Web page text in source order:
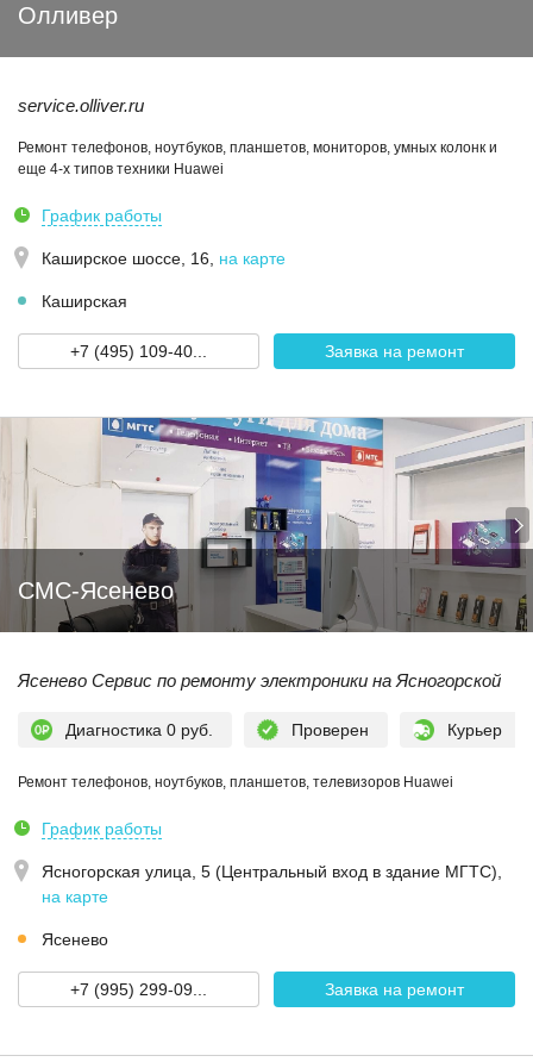
Олливер
service.olliver.ru
Ремонт телефонов, ноутбуков, планшетов, мониторов, умных колонк и
еще 4-х типов техники Huawei
График работы
Каширское шоссе, 16 на карте
Каширская
+7 (495) 109-40... Заявка на ремонт
СМС-Ясенево
Ясенево Сервис по ремонту электроники на Ясногорской
Диагностика 0 руб. Проверен Курьер
Ремонт телефонов, ноутбуков, планшетов, телевизоров Huawei
График работы
Ясногорская улица, 5 (Центральный вход в здание МГТС)
на карте
Ясенево
+7 (995) 299-09... Заявка на ремонт